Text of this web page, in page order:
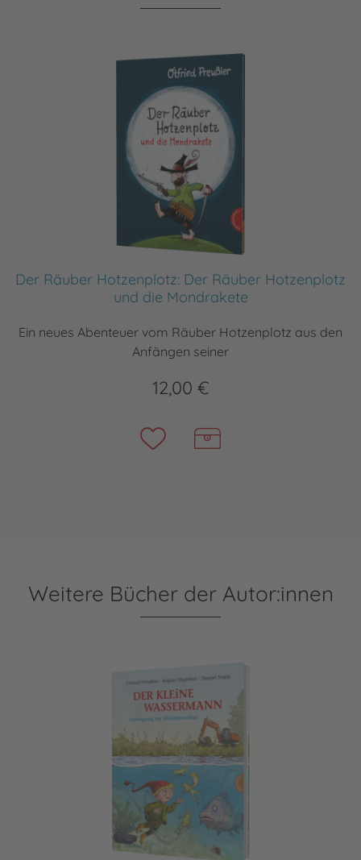
Der Räuber Hotzenplotz: Der Räuber Hotzenplotz
und die Mondrakete
Ein neues Abenteuer vom Räuber Hotzenplotz aus den
Anfängen seiner
12,00 €
Weitere Bücher der Autor:innen
Der kleine Wassermann: Aufregung im Mühlenweiher